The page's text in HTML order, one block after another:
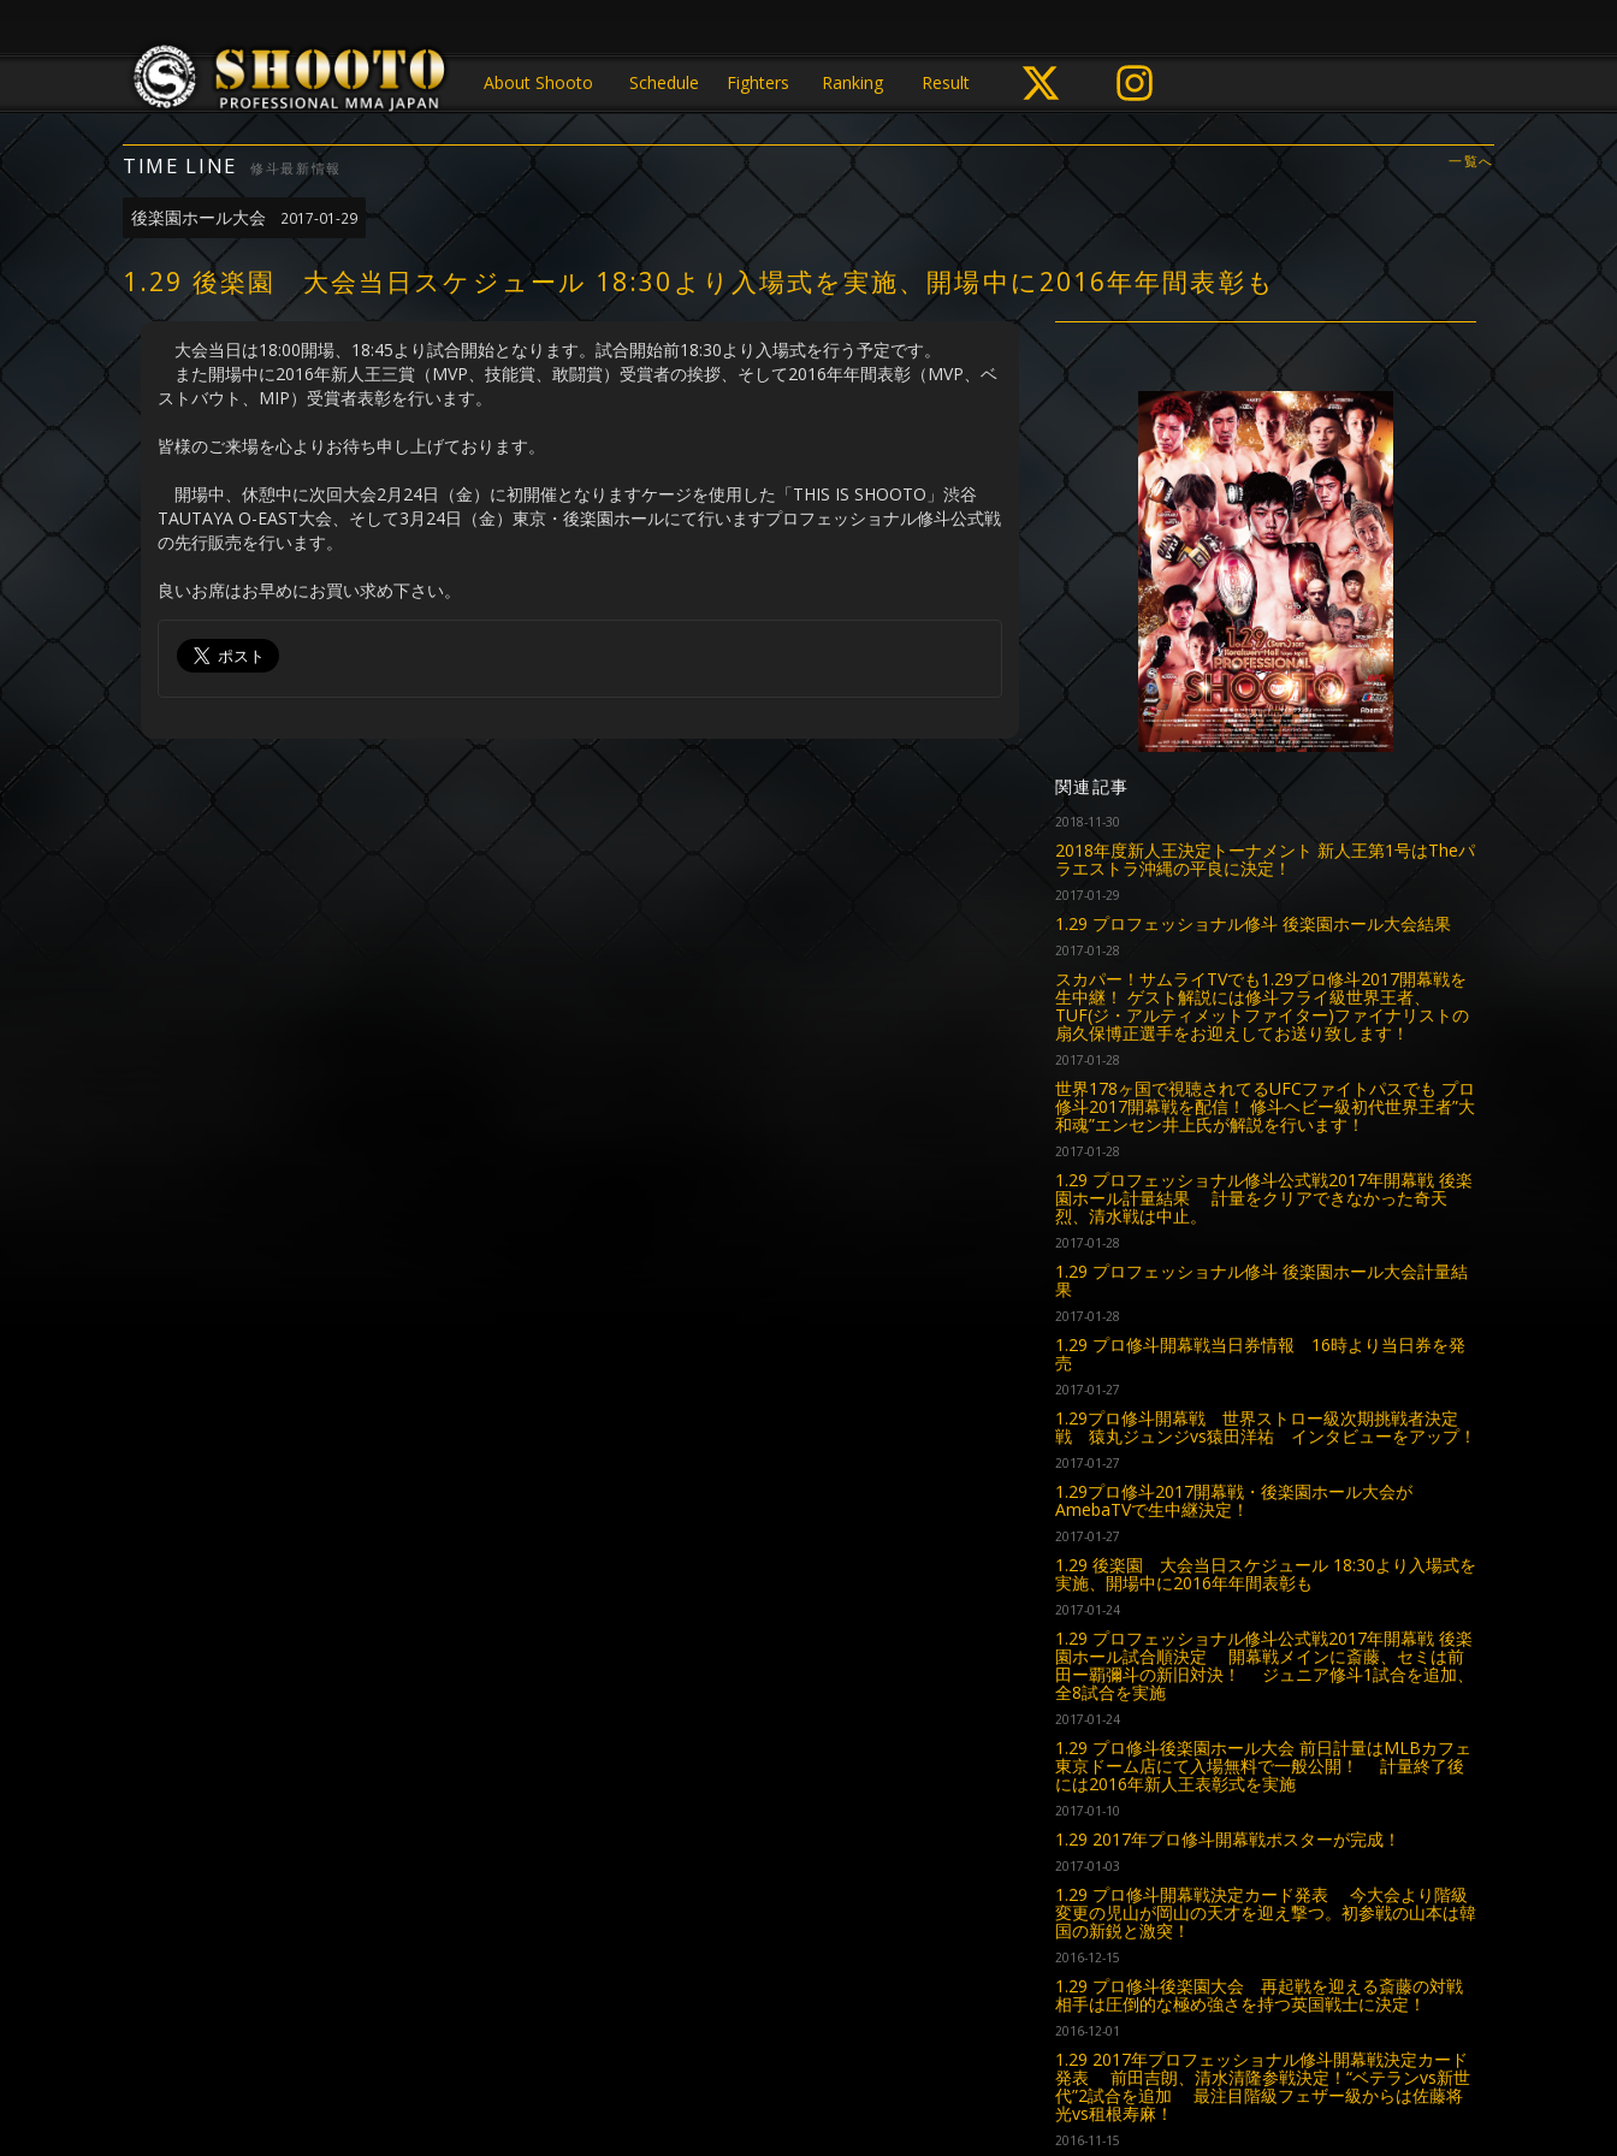
About Shooto Schedule Fighters Ranking Result
TIME LINE 修斗最新情報 一覧へ
後楽園ホール大会 2017-01-29
1.29 後楽園 大会当日スケジュール 18:30より入場式を実施、開場中に2016年年間表彰も
大会当日は18:00開場、18:45より試合開始となります。試合開始前18:30より入場式を行う予定です。
また開場中に2016年新人王三賞（MVP、技能賞、敢闘賞）受賞者の挨拶、そして2016年年間表彰（MVP、ベ
ストバウト、MIP）受賞者表彰を行います。
皆様のご来場を心よりお待ち申し上げております。
開場中、休憩中に次回大会2月24日（金）に初開催となりますケージを使用した「THIS IS SHOOTO」渋谷
TAUTAYA O-EAST大会、そして3月24日（金）東京・後楽園ホールにて行いますプロフェッショナル修斗公式戦
の先行販売を行います。
良いお席はお早めにお買い求め下さい。
関連記事
2018-11-30
2018年度新人王決定トーナメント 新人王第1号はTheパ
ラエストラ沖縄の平良に決定！
2017-01-29
1.29 プロフェッショナル修斗 後楽園ホール大会結果
2017-01-28
スカパー！サムライTVでも1.29プロ修斗2017開幕戦を
生中継！ ゲスト解説には修斗フライ級世界王者、
TUF(ジ・アルティメットファイター)ファイナリストの
扇久保博正選手をお迎えしてお送り致します！
2017-01-28
世界178ヶ国で視聴されてるUFCファイトパスでも プロ
修斗2017開幕戦を配信！ 修斗ヘビー級初代世界王者”大
和魂”エンセン井上氏が解説を行います！
2017-01-28
1.29 プロフェッショナル修斗公式戦2017年開幕戦 後楽
園ホール計量結果 計量をクリアできなかった奇天
烈、清水戦は中止。
2017-01-28
1.29 プロフェッショナル修斗 後楽園ホール大会計量結
果
2017-01-28
1.29 プロ修斗開幕戦当日券情報 16時より当日券を発
売
2017-01-27
1.29プロ修斗開幕戦 世界ストロー級次期挑戦者決定
戦 猿丸ジュンジvs猿田洋祐 インタビューをアップ！
2017-01-27
1.29プロ修斗2017開幕戦・後楽園ホール大会が
AmebaTVで生中継決定！
2017-01-27
1.29 後楽園 大会当日スケジュール 18:30より入場式を
実施、開場中に2016年年間表彰も
2017-01-24
1.29 プロフェッショナル修斗公式戦2017年開幕戦 後楽
園ホール試合順決定 開幕戦メインに斎藤、セミは前
田ー覇彌斗の新旧対決！ ジュニア修斗1試合を追加、
全8試合を実施
2017-01-24
1.29 プロ修斗後楽園ホール大会 前日計量はMLBカフェ
東京ドーム店にて入場無料で一般公開！ 計量終了後
には2016年新人王表彰式を実施
2017-01-10
1.29 2017年プロ修斗開幕戦ポスターが完成！
2017-01-03
1.29 プロ修斗開幕戦決定カード発表 今大会より階級
変更の児山が岡山の天才を迎え撃つ。初参戦の山本は韓
国の新鋭と激突！
2016-12-15
1.29 プロ修斗後楽園大会 再起戦を迎える斎藤の対戦
相手は圧倒的な極め強さを持つ英国戦士に決定！
2016-12-01
1.29 2017年プロフェッショナル修斗開幕戦決定カード
発表 前田吉朗、清水清隆参戦決定！“ベテランvs新世
代”2試合を追加 最注目階級フェザー級からは佐藤将
光vs租根寿麻！
2016-11-15